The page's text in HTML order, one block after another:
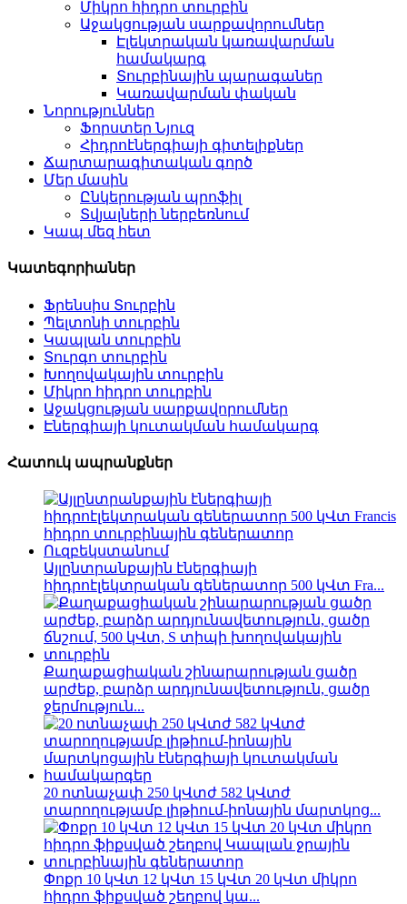
Միկրո հիդրո տուրբին
Աջակցության սարքավորումներ
Էլեկտրական կառավարման
համակարգ
Տուրբինային պարագաներ
Կառավարման փական
Նորություններ
Ֆորստեր Նյուզ
Հիդրոէներգիայի գիտելիքներ
Ճարտարագիտական ​​​​գործ
Մեր մասին
Ընկերության պրոֆիլ
Տվյալների ներբեռնում
Կապ մեզ հետ
Կատեգորիաներ
Ֆրենսիս Տուրբին
Պելտոնի տուրբին
Կապլան տուրբին
Տուրգո տուրբին
Խողովակային տուրբին
Միկրո հիդրո տուրբին
Աջակցության սարքավորումներ
Էներգիայի կուտակման համակարգ
Հատուկ ապրանքներ
Այլընտրանքային էներգիայի
հիդրոէլեկտրական գեներատոր 500 կՎտ Fra...
Քաղաքացիական շինարարության ցածր
արժեք, բարձր արդյունավետություն, ցածր
ջերմություն...
20 ոտնաչափ 250 կՎտժ 582 կՎտժ
տարողությամբ լիթիում-իոնային մարտկոց...
Փոքր 10 կՎտ 12 կՎտ 15 կՎտ 20 կՎտ միկրո
հիդրո ֆիքսված շեղբով կա...